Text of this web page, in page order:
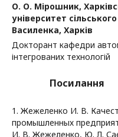
О. О. Мірошник,
університет
Василенка, Харків
Докторант кафедри
інтегрованих технологій
Посилання
1. Жежеленко И. В.
промышленных
И. В. Жежеленко, Ю. Л.